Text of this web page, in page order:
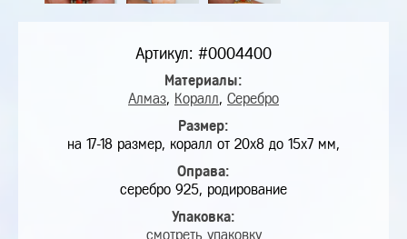
Артикул: #0004400
Материалы:
Алмаз, Коралл, Серебро
Размер:
на 17-18 размер, коралл от 20х8 до 15х7 мм,
Оправа:
серебро 925, родирование
Упаковка:
смотреть упаковку